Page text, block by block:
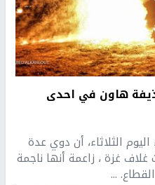
هاون في احدى
الثلاثاء، أن دوي عدة
غزة ، زاعمة أنها ناجمة
...